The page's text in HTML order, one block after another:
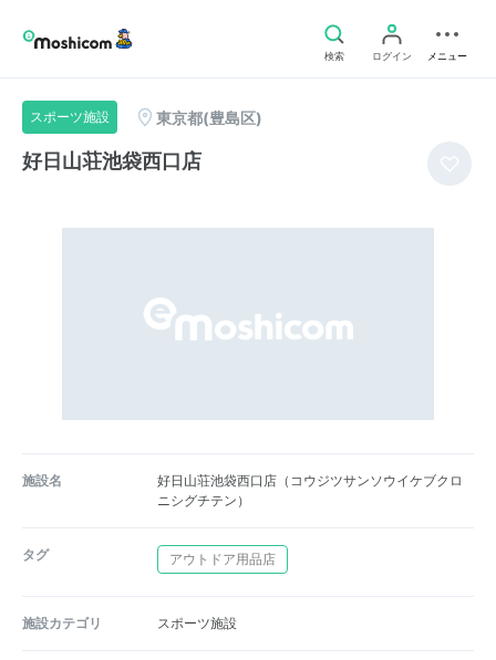
検索 ログイン メニュー
スポーツ施設 東京都(豊島区)
好日山荘池袋西口店
施設名
好日山荘池袋西口店（コウジツサンソウイケブクロ
ニシグチテン）
タグ アウトドア用品店
施設カテゴリ スポーツ施設